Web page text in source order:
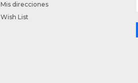
Mis direcciones
Wish List